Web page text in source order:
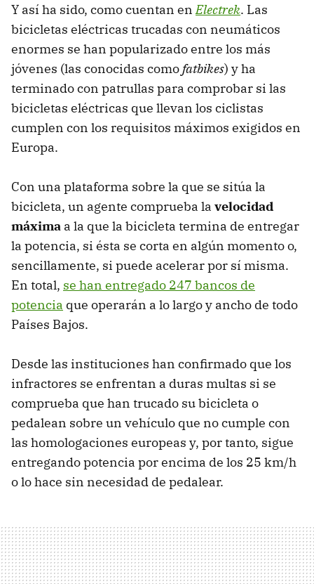
Y así ha sido, como cuentan enElectrek. Las
bicicletas eléctricas trucadas con neumáticos
enormes se han popularizado entre los más
jóvenes (las conocidas comofatbikes) y ha
terminado con patrullas para comprobar si las
bicicletas eléctricas que llevan los ciclistas
cumplen con los requisitos máximos exigidos en
Europa.
Con una plataforma sobre la que se sitúa la
bicicleta, un agente comprueba la velocidad
máxima a la que la bicicleta termina de entregar
la potencia, si ésta se corta en algún momento o,
sencillamente, si puede acelerar por sí misma.
En total, se han entregado 247 bancos de
potencia que operarán a lo largo y ancho de todo
Países Bajos.
Desde las instituciones han confirmado que los
infractores se enfrentan a duras multas si se
comprueba que han trucado su bicicleta o
pedalean sobre un vehículo que no cumple con
las homologaciones europeas y, por tanto, sigue
entregando potencia por encima de los 25 km/h
o lo hace sin necesidad de pedalear.